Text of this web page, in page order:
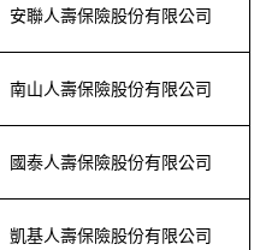
安聯人壽保險股份有限公司
南山人壽保險股份有限公司
國泰人壽保險股份有限公司
凱基人壽保險股份有限公司